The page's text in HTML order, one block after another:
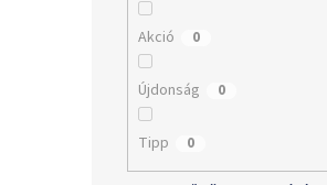
Akció 0
Újdonság 0
Tipp 0